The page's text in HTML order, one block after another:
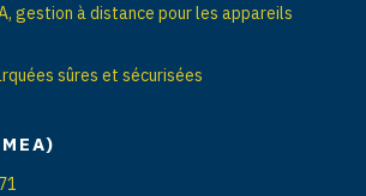
gestion à distance pour les appareils
sûres et sécurisées